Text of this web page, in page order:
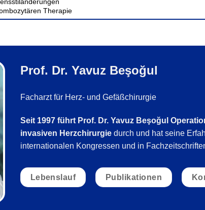
Therapie
Prof. Dr. Yavuz Beşoğul
Facharzt für Herz- und Gefäßchirurgie
Seit 1997 führt Prof. Dr. Yavuz Beşoğul
invasiven Herzchirurgiedurch und hat seine
internationalen Kongressen und in
Lebenslauf Publikationen